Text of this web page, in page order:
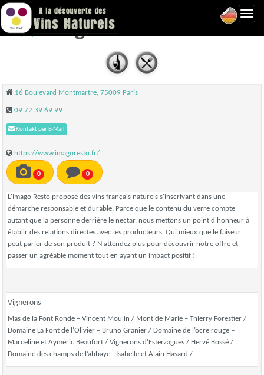
Imago Resto - Paris 09
16 Boulevard Montmartre, 75009 Paris
09 72 39 69 99
Kontakt per E-Mail
https://www.imagoresto.fr/
0 0
L'Imago Resto propose des vins français naturels s'inscrivant dans une
démarche responsable et durable. Parce que le contenu du verre compte
autant que la personne derrière le nectar, nous mettons un point d'honneur à
établir des relations directes avec les producteurs. Qui mieux que le faiseur
peut parler de son produit ? N'attendez plus pour découvrir notre offre et
passer un agréable moment tout en ayant un impact positif !
Vignerons
Mas de la Font Ronde – Vincent Moulin / Mont de Marie – Thierry Forestier /
Domaine La Font de l’Olivier – Bruno Granier / Domaine de l’ocre rouge –
Marceline et Aymeric Beaufort / Vignerons d’Esterzagues / Hervé Bossé /
Domaine des champs de l’abbaye - Isabelle et Alain Hasard /